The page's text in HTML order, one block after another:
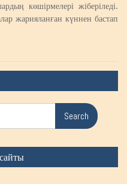
көшірмелері жіберіледі.
жарияланған күннен бастап